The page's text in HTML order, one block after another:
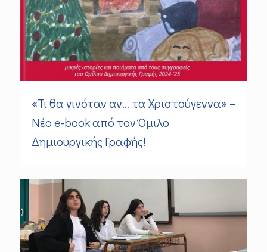
«Τι θα γινόταν αν… τα Χριστούγεννα» –
Νέο e-book από τον Όμιλο
Δημιουργικής Γραφής!